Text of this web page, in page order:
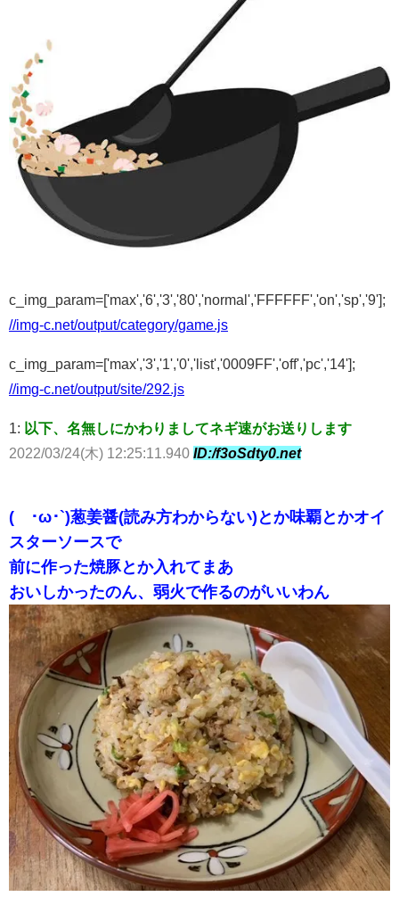
c_img_param=['max','6','3','80','normal','FFFFFF','on','sp','9'];
//img-c.net/output/category/game.js
c_img_param=['max','3','1','0','list','0009FF','off','pc','14'];
//img-c.net/output/site/292.js
1: 以下、名無しにかわりましてネギ速がお送りします
2022/03/24(木) 12:25:11.940 ID:/f3oSdty0.net
(´･ω･`)葱姜醤(読み方わからない)とか味覇とかオイ
スターソースで
前に作った焼豚とか入れてまあ
おいしかったのん、弱火で作るのがいいわん